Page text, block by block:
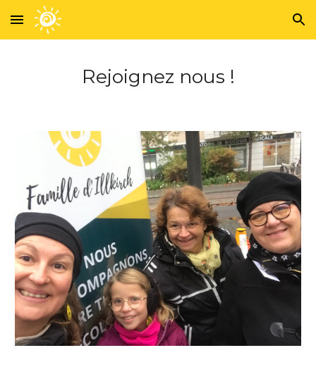
Skip to main content Skip to navigation
Rejoignez nous !